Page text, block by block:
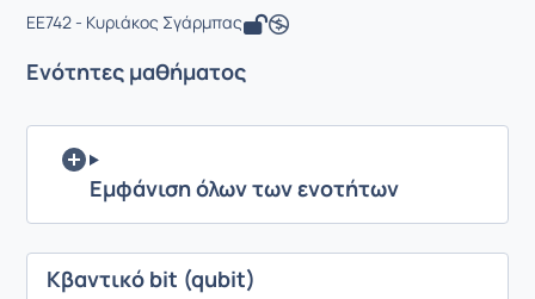
EE742 - Κυριάκος Σγάρμπας
Ενότητες μαθήματος
Εμφάνιση όλων των ενοτήτων
Κβαντικό bit (qubit)